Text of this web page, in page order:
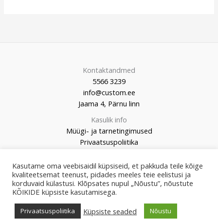
Kontaktandmed
5566 3239
info@custom.ee
Jaama 4, Pärnu linn
Kasulik info
Müügi- ja tarnetingimused
Privaatsuspoliitika
© 2026 Custom Market
Kasutame oma veebisaidil küpsiseid, et pakkuda teile kõige
kvaliteetsemat teenust, pidades meeles teie eelistusi ja
korduvaid külastusi. Klõpsates nupul „Nõustu”, nõustute
KÕIKIDE küpsiste kasutamisega.
Privaatsuspoliitika Küpsiste seaded Nõustu